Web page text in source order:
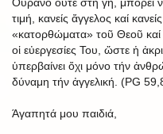
τιμή, κανείς ἄγγελος καί
«κατορθώματα» τοῦ Θεοῦ καί
οἱ εὐεργεσίες Του, ὥστε ἡ
ὑπερβαίνει ὄχι μόνο τήν
δύναμη τήν ἀγγελική. (PG
Άγαπητά μου παιδιά,